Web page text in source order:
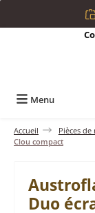
Passer au contenu
Menu
Accueil Pièces de
Clou compact
Duo